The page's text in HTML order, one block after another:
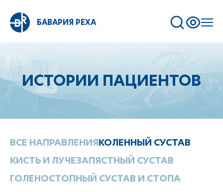
БАВАРИЯ РЕХА
ИСТОРИИ ПАЦИЕНТОВ
ВСЕ НАПРАВЛЕНИЯКОЛЕННЫЙ СУСТАВ
КИСТЬ И ЛУЧЕЗАПЯСТНЫЙ СУСТАВ
ГОЛЕНОСТОПНЫЙ СУСТАВ И СТОПА